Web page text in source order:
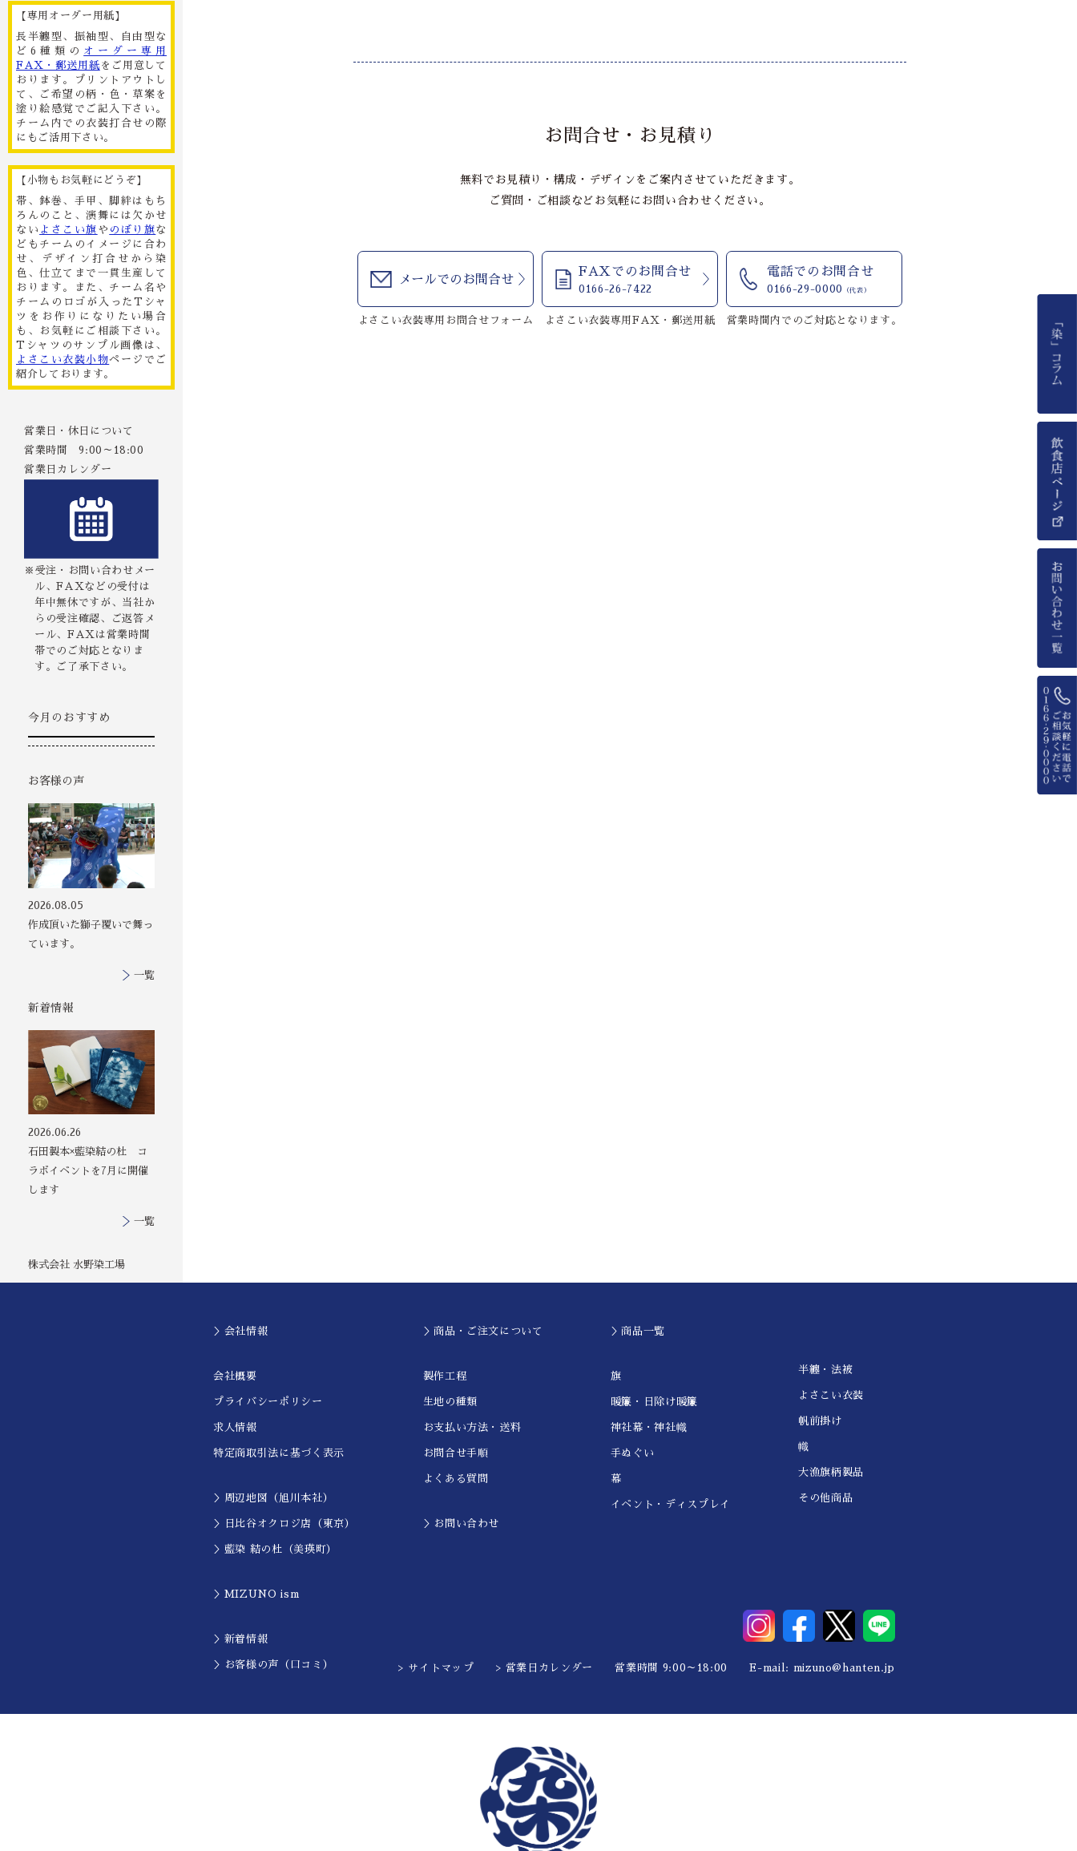
【専用オーダー用紙】
長半纏型、振袖型、自由型な
ど6種類の オーダー専用
FAX・郵送用紙 をご用意して
おります。プリントアウトし
て、ご希望の柄・色・草案を
塗り絵感覚でご記入下さい。
チーム内での衣装打合せの際
にもご活用下さい。
【小物もお気軽にどうぞ】
帯、鉢巻、手甲、脚絆はもち
ろんのこと、演舞には欠かせ
ない よさこい旗 や のぼり旗な
どもチームのイメージに合わ
せ、デザイン打合せから染
色、仕立てまで一貫生産して
おります。また、チーム名や
チームのロゴが入ったTシャ
ツをお作りになりたい場合
も、お気軽にご相談下さい。
Tシャツのサンプル画像は、
よさこい衣装小物ページでご
紹介しております。
営業日・休日について
営業時間 9:00～18:00
営業日カレンダー
※受注・お問い合わせメー
ル、FAXなどの受付は
年中無休ですが、当社か
らの受注確認、ご返答メ
ール、FAXは営業時間
帯でのご対応となりま
す。ご了承下さい。
今月のおすすめ
お客様の声
その他の印染商
品
2026.08.05
作成頂いた獅子覆いで舞っ
ています。
一覧
新着情報
2026.06.26
石田製本×藍染結の杜 コ
ラボイベントを7月に開催
します
一覧
株式会社 水野染工場
お問合せ・お見積り
無料でお見積り・構成・デザインをご案内させていただきます。
ご質問・ご相談などお気軽にお問い合わせください。
メールでのお問合せ
よさこい衣装専用お問合せフォーム
FAXでのお問合せ
0166-26-7422
よさこい衣装専用FAX・郵送用紙
電話でのお問合せ
0166-29-0000 （代表）
営業時間内でのご対応となります。
＞会社情報
会社概要
プライバシーポリシー
求人情報
特定商取引法に基づく表示
＞周辺地図（旭川本社）
＞日比谷オクロジ店（東京）
＞藍染 結の杜（美瑛町）
＞MIZUNO ism
＞新着情報
＞お客様の声（口コミ）
＞商品・ご注文について
製作工程
生地の種類
お支払い方法・送料
お問合せ手順
よくある質問
＞お問い合わせ
＞商品一覧
旗
暖簾・日除け暖簾
神社幕・神社幟
手ぬぐい
幕
イベント・ディスプレイ
半纏・法被
よさこい衣装
帆前掛け
幟
大漁旗柄製品
その他商品
> サイトマップ > 営業日カレンダー 営業時間 9:00～18:00 E-mail: mizuno@hanten.jp